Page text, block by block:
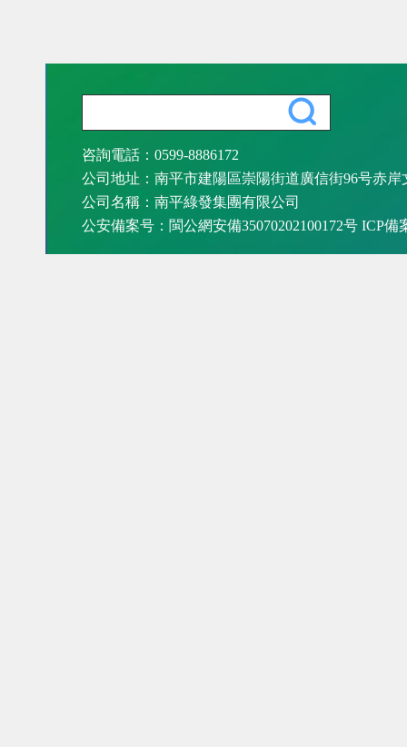
咨詢電話：0599-8886172
公司地址：南平市建陽區崇陽街道廣信街96号赤岸
公司名稱：南平綠發集團有限公司
公安備案号：閩公網安備35070202100172号 ICP備